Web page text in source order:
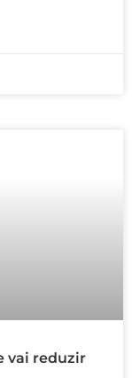
vai reduzir